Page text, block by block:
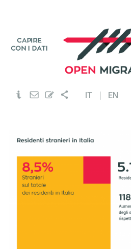
IT EN